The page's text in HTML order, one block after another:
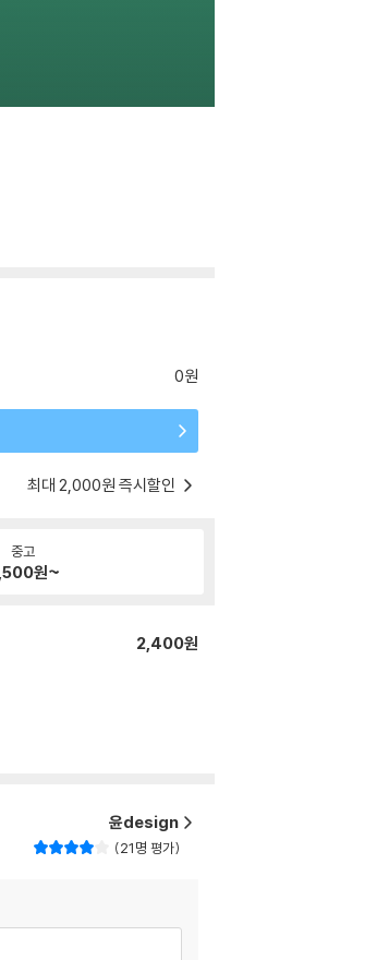
0원
최대 2,000원 즉시할인
중고
원~
2,400원
윤design
21명 평가